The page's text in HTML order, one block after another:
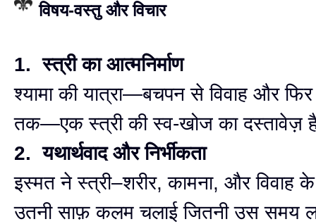
विषय-वस्तु और विचार
1. स्त्री का आत्मनिर्माण
श्यामा की यात्रा—बचपन से विवाह और
तक—एक स्त्री की स्व-खोज का दस्तावेज़
2. यथार्थवाद और निर्भीकता
इस्मत ने स्त्री–शरीर, कामना, और विवाह
उतनी साफ़ कलम चलाई जितनी उस समय